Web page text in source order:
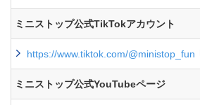
ミニストップ公式TikTokアカウント
https://www.tiktok.com/@ministop_fun
ミニストップ公式YouTubeページ